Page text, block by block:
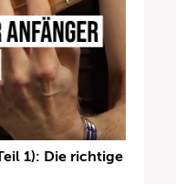
1): Die richtige